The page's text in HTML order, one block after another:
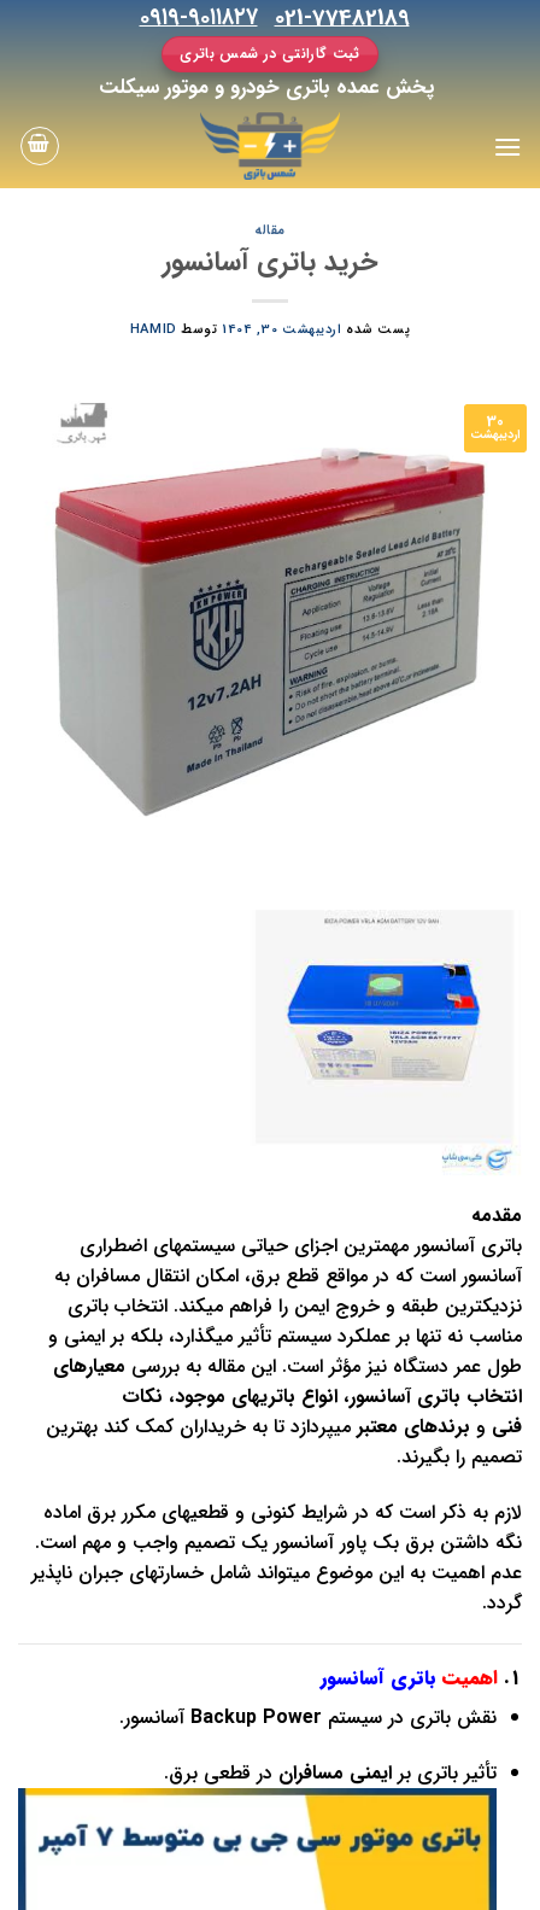
021-77482189 ۰۹۱۹-۹۰۱۱۸۲۷
ثبت گارانتی در شمس باتری
پخش عمده باتری خودرو و موتور سیکلت
مقاله
خرید باتری آسانسور
پست شده اردیبهشت 30, 1404 توسط HAMID
30
اردیبهشت
مقدمه
باتری آسانسور مهمترین اجزای حیاتی سیستمهای اضطراری
آسانسور است که در مواقع قطع برق، امکان انتقال مسافران به
نزدیکترین طبقه و خروج ایمن را فراهم میکند. انتخاب باتری
مناسب نه تنها بر عملکرد سیستم تأثیر میگذارد، بلکه بر ایمنی و
طول عمر دستگاه نیز مؤثر است. این مقاله به بررسی معیارهای
انتخاب باتری آسانسور، انواع باتریهای موجود، نکات
فنی و برندهای معتبر میپردازد تا به خریداران کمک کند بهترین
تصمیم را بگیرند.
لازم به ذکر است که در شرایط کنونی و قطعیهای مکرر برق اماده
نگه داشتن برق بک پاور آسانسور یک تصمیم واجب و مهم است.
عدم اهمیت به این موضوع میتواند شامل خسارتهای جبران ناپذیر
گردد.
۱. اهمیت باتری آسانسور
نقش باتری در سیستم Backup Power آسانسور.
تأثیر باتری بر ایمنی مسافران در قطعی برق.